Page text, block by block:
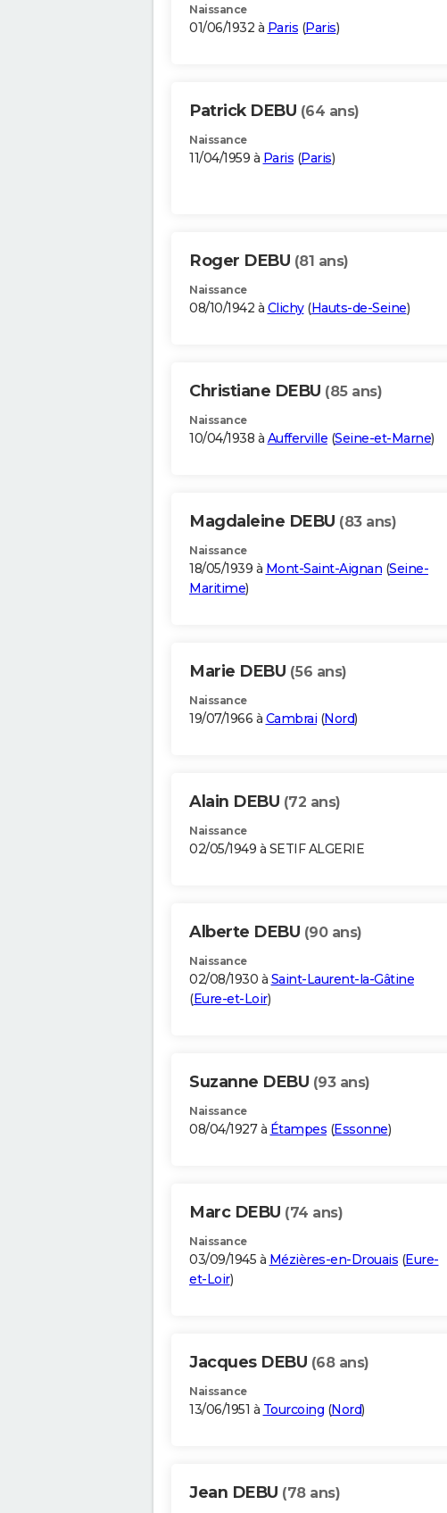
Naissance
01/06/1932 à Paris (Paris)
Patrick DEBU (64 ans)
Naissance
11/04/1959 à Paris (Paris)
Roger DEBU (81 ans)
Naissance
08/10/1942 à Clichy(Hauts-de-Seine)
Christiane DEBU (85 ans)
Naissance
10/04/1938 à Aufferville (Seine-et-Marne)
Magdaleine DEBU (83 ans)
Naissance
18/05/1939 à Mont-Saint-Aignan (Seine-
Maritime)
Marie DEBU (56 ans)
Naissance
19/07/1966 à Cambrai (Nord)
Alain DEBU (72 ans)
Naissance
02/05/1949 à SETIF ALGERIE
Alberte DEBU (90 ans)
Naissance
02/08/1930 à Saint-Laurent-la-Gâtine
(Eure-et-Loir)
Suzanne DEBU (93 ans)
Naissance
08/04/1927 à Étampes (Essonne)
Marc DEBU (74 ans)
Naissance
03/09/1945 à Mézières-en-Drouais (Eure-
et-Loir)
Jacques DEBU (68 ans)
Naissance
13/06/1951 à Tourcoing (Nord)
Jean DEBU (78 ans)